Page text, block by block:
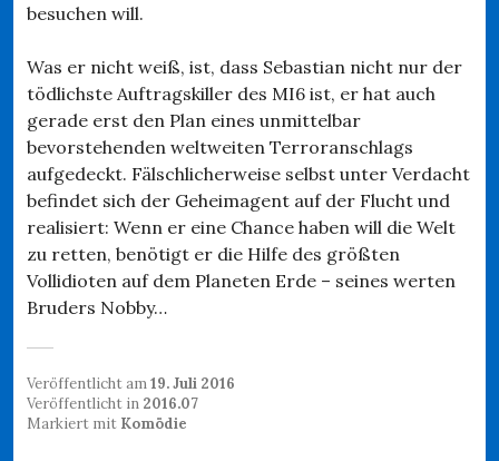
besuchen will.
Was er nicht weiß, ist, dass Sebastian nicht nur der
tödlichste Auftragskiller des MI6 ist, er hat auch
gerade erst den Plan eines unmittelbar
bevorstehenden weltweiten Terroranschlags
aufgedeckt. Fälschlicherweise selbst unter Verdacht
befindet sich der Geheimagent auf der Flucht und
realisiert: Wenn er eine Chance haben will die Welt
zu retten, benötigt er die Hilfe des größten
Vollidioten auf dem Planeten Erde – seines werten
Bruders Nobby…
Veröffentlicht am19. Juli 2016
Veröffentlicht in 2016.07
Markiert mit Komödie